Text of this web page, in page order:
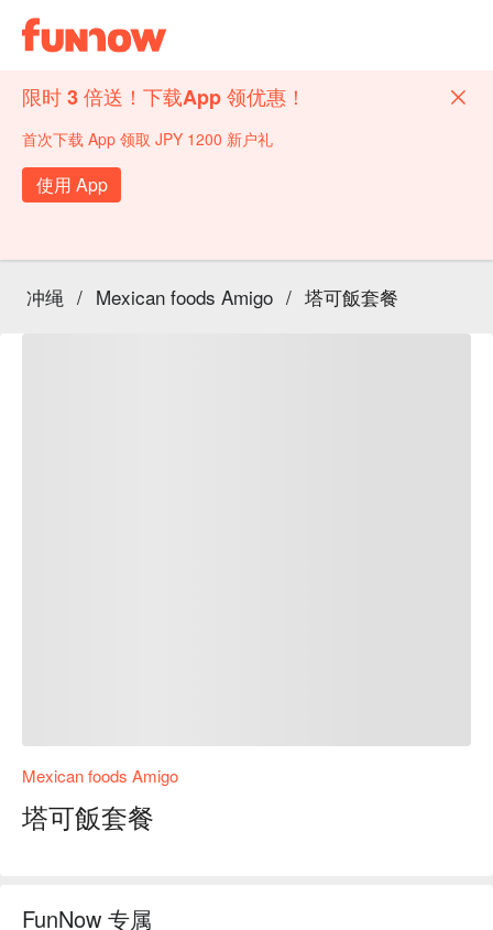
限时 3 倍送！下载App 领优惠！
首次下载 App 领取 JPY 1200 新户礼
使用 App
冲绳 / Mexican foods Amigo / 塔可飯套餐
Mexican foods Amigo
塔可飯套餐
FunNow 专属